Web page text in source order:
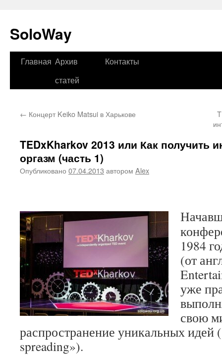
SoloWay
Перейти
Главная Архив
статей
Контакты
← Концерт Keiko Matsui в Харькове
TEDxKharkov 2013 или Как получить
оргазм (часть 1)
Опубликовано 07.04.2013 автором Alex
1984
(от
уже
свою
распространение уникальных идей
spreading»).